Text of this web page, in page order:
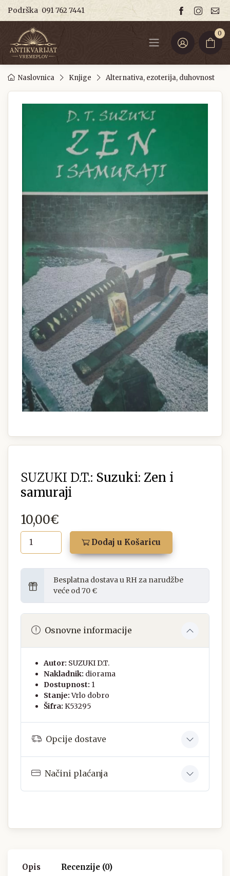
Podrška 091 762 7441
0
Naslovnica Knjige Alternativa, ezoterija, duhovnost
SUZUKI D.T.: Suzuki: Zen i
samuraji
10,00€
Dodaj u Košaricu
Besplatna dostava u RH za narudžbe
veće od 70 €
Osnovne informacije
Autor: SUZUKI D.T.
Nakladnik: diorama
Dostupnost: 1
Stanje:Vrlo dobro
Šifra: K53295
Opcije dostave
Načini plaćanja
Opis Recenzije (0)